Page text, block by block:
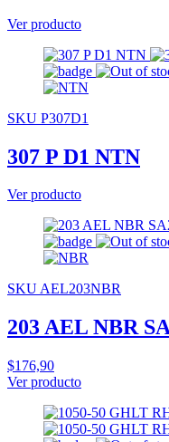
Ver producto
SKU P307D1
307 P D1 NTN
Ver producto
SKU AEL203NBR
203 AEL NBR
$176,90
Ver producto